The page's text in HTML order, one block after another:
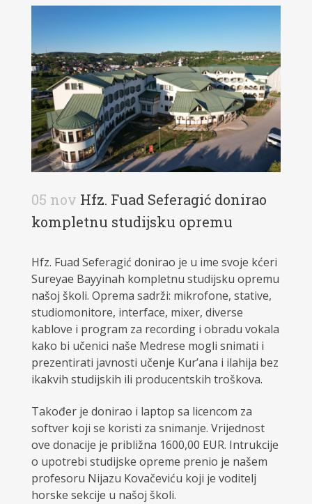
05 nov Hfz. Fuad Seferagić donirao
kompletnu studijsku opremu
Hfz. Fuad Seferagić donirao je u ime svoje kćeri
Sureyae Bayyinah kompletnu studijsku opremu
našoj školi. Oprema sadrži: mikrofone, stative,
studiomonitore, interface, mixer, diverse
kablove i program za recording i obradu vokala
kako bi učenici naše Medrese mogli snimati i
prezentirati javnosti učenje Kur’ana i ilahija bez
ikakvih studijskih ili producentskih troškova.
Također je donirao i laptop sa licencom za
softver koji se koristi za snimanje. Vrijednost
ove donacije je približna 1600,00 EUR. Intrukcije
o upotrebi studijske opreme prenio je našem
profesoru Nijazu Kovačeviću koji je voditelj
horske sekcije u našoj školi.